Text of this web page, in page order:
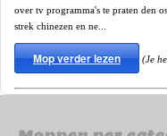
over tv programma's te praten den
strek chinezen en ne...
Mop verder lezen (Je